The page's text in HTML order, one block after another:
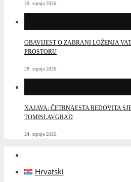
29. srpnja 2026.
OBAVIJEST O ZABRANI LOŽENJA
PROSTORU
28. srpnja 2026.
NAJAVA: ČETRNAESTA REDOVITA
TOMISLAVGRAD
24. srpnja 2026.
Hrvatski